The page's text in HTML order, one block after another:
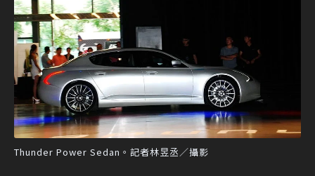
Thunder Power Sedan。記者林昱丞／攝影